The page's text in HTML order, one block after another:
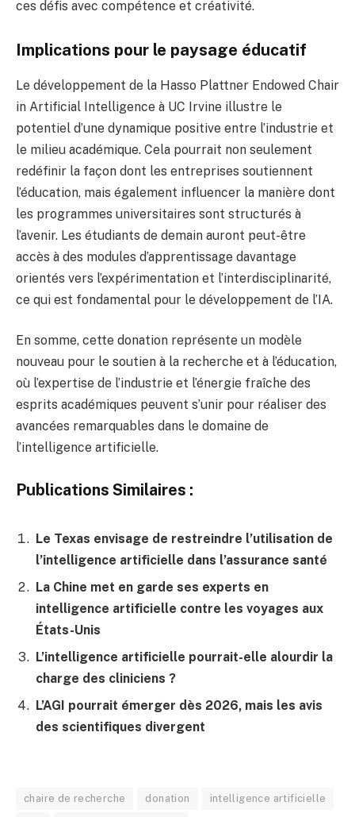
ces défis avec compétence et créativité.
Implications pour le paysage éducatif
Le développement de la Hasso Plattner Endowed Chair
in Artificial Intelligence à UC Irvine illustre le
potentiel d’une dynamique positive entre l’industrie et
le milieu académique. Cela pourrait non seulement
redéfinir la façon dont les entreprises soutiennent
l’éducation, mais également influencer la manière dont
les programmes universitaires sont structurés à
l’avenir. Les étudiants de demain auront peut-être
accès à des modules d’apprentissage davantage
orientés vers l’expérimentation et l’interdisciplinarité,
ce qui est fondamental pour le développement de l’IA.
En somme, cette donation représente un modèle
nouveau pour le soutien à la recherche et à l’éducation,
où l’expertise de l’industrie et l’énergie fraîche des
esprits académiques peuvent s’unir pour réaliser des
avancées remarquables dans le domaine de
l’intelligence artificielle.
Publications Similaires :
Le Texas envisage de restreindre l’utilisation de
l’intelligence artificielle dans l’assurance santé
La Chine met en garde ses experts en
intelligence artificielle contre les voyages aux
États-Unis
L’intelligence artificielle pourrait-elle alourdir la
charge des cliniciens ?
L’AGI pourrait émerger dès 2026, mais les avis
des scientifiques divergent
chaire de recherche donation intelligence artificielle